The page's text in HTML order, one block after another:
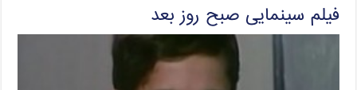
فیلم سینمایی صبح روز بعد